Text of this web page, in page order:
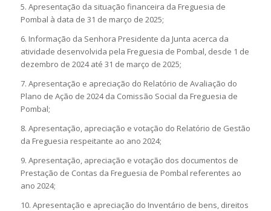
5. Apresentação da situação financeira da Freguesia de
Pombal à data de 31 de março de 2025;
6. Informação da Senhora Presidente da Junta acerca da
atividade desenvolvida pela Freguesia de Pombal, desde 1 de
dezembro de 2024 até 31 de março de 2025;
7. Apresentação e apreciação do Relatório de Avaliação do
Plano de Ação de 2024 da Comissão Social da Freguesia de
Pombal;
8. Apresentação, apreciação e votação do Relatório de Gestão
da Freguesia respeitante ao ano 2024;
9. Apresentação, apreciação e votação dos documentos de
Prestação de Contas da Freguesia de Pombal referentes ao
ano 2024;
10. Apresentação e apreciação do Inventário de bens, direitos